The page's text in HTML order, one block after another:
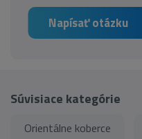
Napísať otázku
Súvisiace kategórie
Orientálne koberce